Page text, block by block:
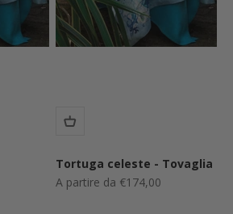
Tortuga celeste - Tovaglia
Prezzo scontato
A partire da €174,00